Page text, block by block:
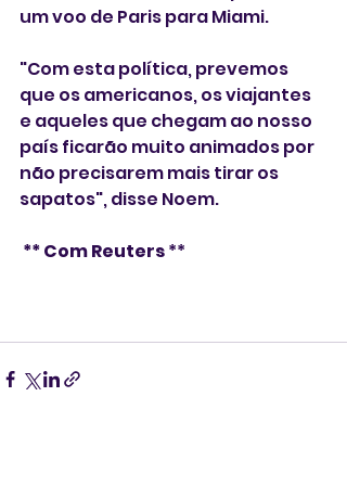
um voo de Paris para Miami.
"Com esta política, prevemos
que os americanos, os viajantes
e aqueles que chegam ao nosso
país ficarão muito animados por
não precisarem mais tirar os
sapatos", disse Noem.
** Com Reuters **